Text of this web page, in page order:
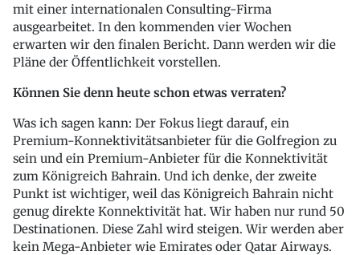
mit einer internationalen Consulting-Firma
ausgearbeitet. In den kommenden vier Wochen
erwarten wir den finalen Bericht. Dann werden wir die
Pläne der Öffentlichkeit vorstellen.
Können Sie denn heute schon etwas verraten?
Was ich sagen kann: Der Fokus liegt darauf, ein
Premium-Konnektivitätsanbieter für die Golfregion zu
sein und ein Premium-Anbieter für die Konnektivität
zum Königreich Bahrain. Und ich denke, der zweite
Punkt ist wichtiger, weil das Königreich Bahrain nicht
genug direkte Konnektivität hat. Wir haben nur rund 50
Destinationen. Diese Zahl wird steigen. Wir werden aber
kein Mega-Anbieter wie Emirates oder Qatar Airways.